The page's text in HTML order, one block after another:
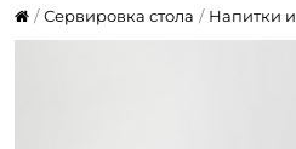
Сервировка стола Напитки